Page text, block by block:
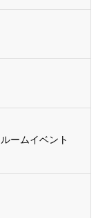
ームイベント